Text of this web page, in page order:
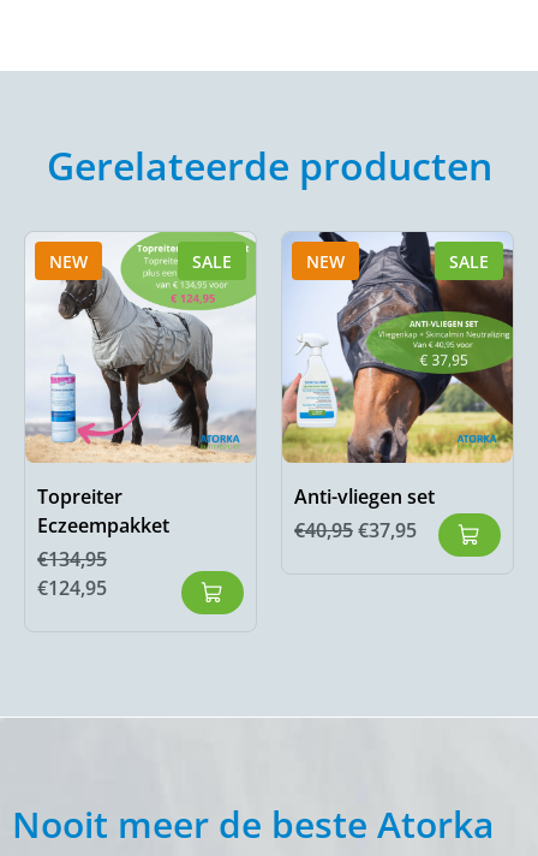
Gerelateerde producten
NEW SALE
Topreiter
Eczeempakket
€134,95
€124,95
NEW SALE
Anti-vliegen set
€40,95€37,95
Nooit meer de beste Atorka